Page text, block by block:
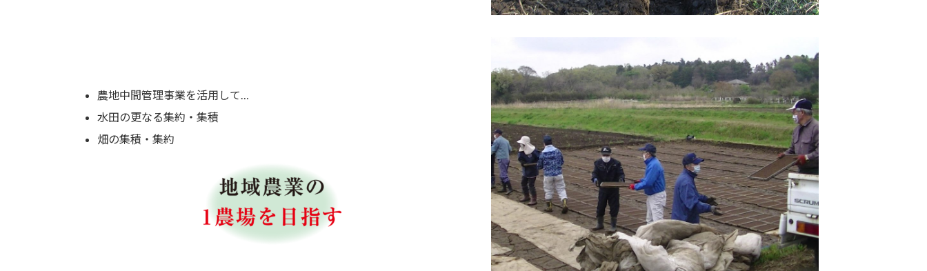
農地中間管理事業を活用して…
水田の更なる集約・集積
畑の集積・集約